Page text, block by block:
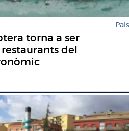
Pals
torna a ser
del